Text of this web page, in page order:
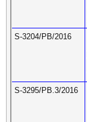
S-3204/PB/2016
S-3295/PB.3/2016